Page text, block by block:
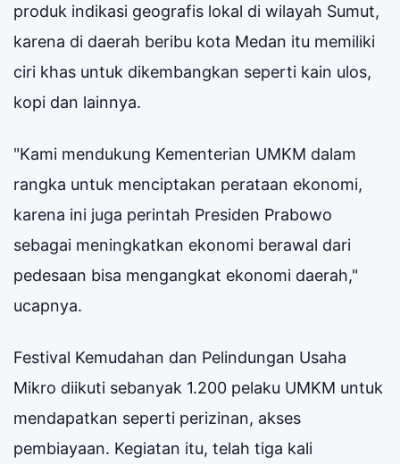
produk indikasi geografis lokal di wilayah Sumut,
karena di daerah beribu kota Medan itu memiliki
ciri khas untuk dikembangkan seperti kain ulos,
kopi dan lainnya.
"Kami mendukung Kementerian UMKM dalam
rangka untuk menciptakan perataan ekonomi,
karena ini juga perintah Presiden Prabowo
sebagai meningkatkan ekonomi berawal dari
pedesaan bisa mengangkat ekonomi daerah,"
ucapnya.
Festival Kemudahan dan Pelindungan Usaha
Mikro diikuti sebanyak 1.200 pelaku UMKM untuk
mendapatkan seperti perizinan, akses
pembiayaan. Kegiatan itu, telah tiga kali